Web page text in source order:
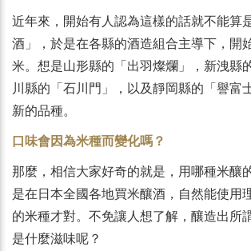
近年來，開始有人認為這樣的話就不能算
酒」，於是在各縣的酒造組合主導下，開
米。想是山形縣的「出羽燦爛」，新洩縣
川縣的「石川門」，以及靜岡縣的「譽富
新的品種。
口味會因為米種而變化嗎？
那麼，相信大家好奇的就是，用哪種米釀
是在日本全國各地買米釀酒，自然能使用
的米種才對。不免讓人想了解，釀造出所
是什麼滋味呢？